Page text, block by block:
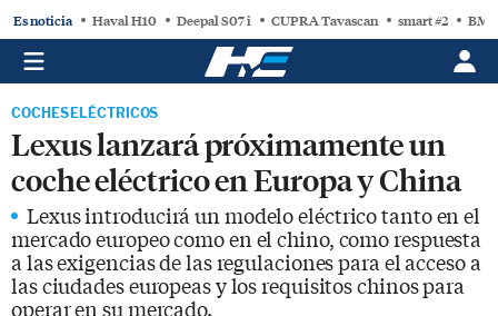
Es noticia Haval H10 Deepal S07 i CUPRA Tavascan smart #2
COCHES ELÉCTRICOS
Lexus lanzará próximamente un
coche eléctrico en Europa y China
Lexus introducirá un modelo eléctrico tanto en el
mercado europeo como en el chino, como respuesta
a las exigencias de las regulaciones para el acceso a
las ciudades europeas y los requisitos chinos para
operar en su mercado.